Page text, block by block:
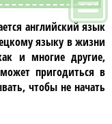
английский язык
языку в жизни
и многие другие,
пригодиться в
чтобы не начать